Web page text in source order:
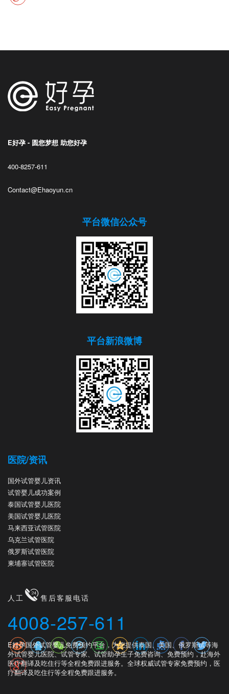
E好孕 - 圆您梦想 助您好孕
400-8257-611
Contact@Ehaoyun.cn
平台微信公众号
平台新浪微博
医院/资讯
国外试管婴儿资讯
试管婴儿成功案例
泰国试管婴儿医院
美国试管婴儿医院
马来西亚试管医院
乌克兰试管医院
俄罗斯试管医院
柬埔寨试管医院
人工 售后客服电话
4008-257-611
E好孕国外试管婴儿免费预约平台，为您提供泰国、美国、俄罗斯试等海
外试管婴儿医院、试管专家、试管助孕生子免费咨询、免费预约，赴海外
医疗翻译及吃住行等全程免费跟进服务。全球权威试管专家免费预约，医
疗翻译及吃住行等全程免费跟进服务。